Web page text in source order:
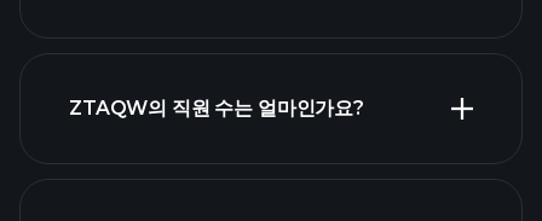
식 목록
ZTAQW의 직원 수는 얼마인가요?